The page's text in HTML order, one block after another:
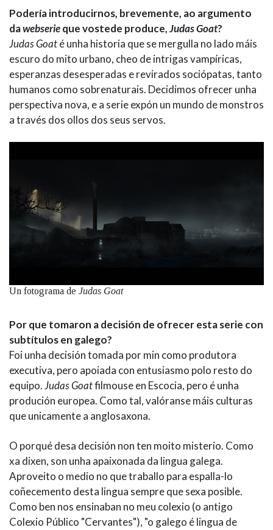
Podería introducirnos, brevemente, ao argumento
dawebserieque vostede produce,Judas Goat?
Judas Goaté unha historia que se mergulla no lado máis
escuro do mito urbano, cheo de intrigas vampíricas,
esperanzas desesperadas e revirados sociópatas, tanto
humanos como sobrenaturais. Decidimos ofrecer unha
perspectiva nova, e a serie expón un mundo de monstros
a través dos ollos dos seus servos.
Un fotograma de Judas Goat
Por que tomaron a decisión de ofrecer esta serie con
subtítulos en galego?
Foi unha decisión tomada por min como produtora
executiva, pero apoiada con entusiasmo polo resto do
equipo.Judas Goatfilmouse en Escocia, pero é unha
produción europea. Como tal, valóranse máis culturas
que unicamente a anglosaxona.
O porqué desa decisión non ten moito misterio. Como
xa dixen, son unha apaixonada da lingua galega.
Aproveito o medio no que traballo para espalla-lo
coñecemento desta lingua sempre que sexa posible.
Como ben nos ensinaban no meu colexio (o antigo
Colexio Público "Cervantes"), "o galego é lingua de